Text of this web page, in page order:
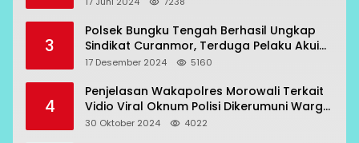
3
Polsek Bungku Tengah Berhasil Ungkap
Sindikat Curanmor, Terduga Pelaku Akui
Beraksi di 7 Lokasi
17 Desember 2024 5160
4
Penjelasan Wakapolres Morowali Terkait
Vidio Viral Oknum Polisi Dikerumuni Warga
Bahodopi
30 Oktober 2024 4022